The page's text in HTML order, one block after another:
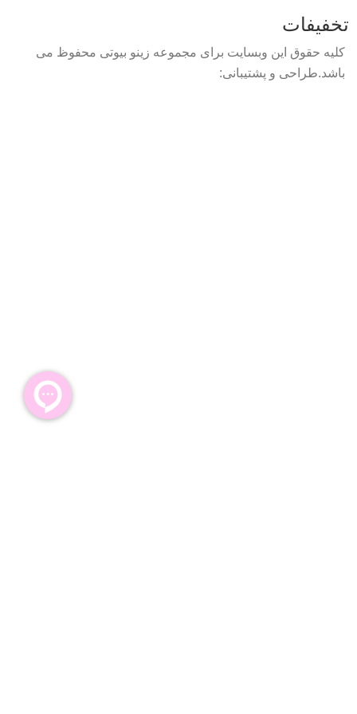
تخفیفات
کلیه حقوق این وبسایت برای مجموعه زینو بیوتی محفوظ می
باشد.طراحی و پشتیبانی: